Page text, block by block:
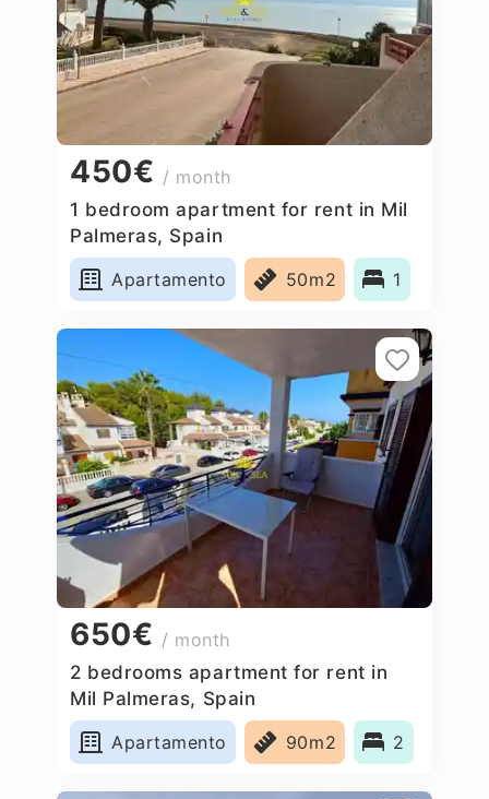
450€ / month
1 bedroom apartment for rent in Mil
Palmeras, Spain
Apartamento
50m2 1
650€ / month
2 bedrooms apartment for rent in
Mil Palmeras, Spain
Apartamento
90m2 2